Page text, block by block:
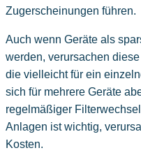
Zugerscheinungen führen.
Auch wenn Geräte als
werden, verursachen
die vielleicht für ein
sich für mehrere Geräte
regelmäßiger
Anlagen ist wichtig,
Kosten.